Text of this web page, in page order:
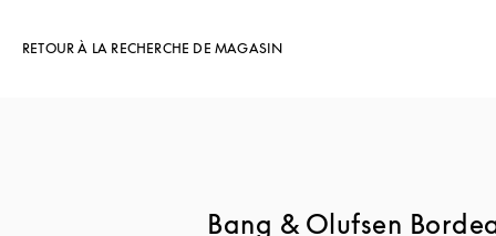
RETOUR À LA RECHERCHE DE MAGASIN
Bang & Olufsen